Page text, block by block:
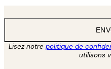
Lisez notre politique de
utilisons